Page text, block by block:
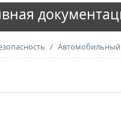
Автомобильный